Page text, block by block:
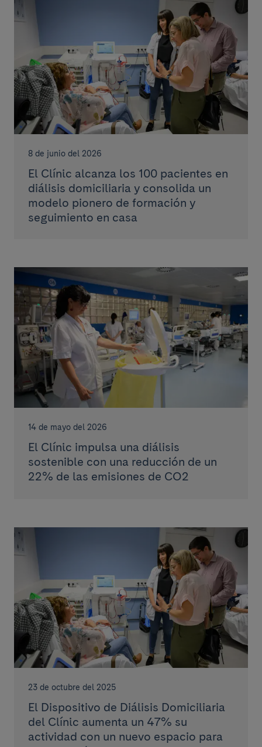
8 de junio del 2026
El Clínic alcanza los 100 pacientes en
diálisis domiciliaria y consolida un
modelo pionero de formación y
seguimiento en casa
14 de mayo del 2026
El Clínic impulsa una diálisis
sostenible con una reducción de un
22% de las emisiones de CO2
23 de octubre del 2025
El Dispositivo de Diálisis Domiciliaria
del Clínic aumenta un 47% su
actividad con un nuevo espacio para